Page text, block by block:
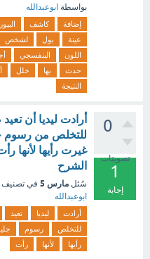
بواسطة ابوعبدالله
إضافة كاشف
عينة
بول لشخص
اللون
البنفسجي
حدث
بها خلل
النتيجة
0
تصويتات
1
إجابة
أرادت ليديا أن
للتخلص من رسوم
غيرت رأيها لأنها
الشرح
سُئل مارس 5 في تصنيف
ابوعبدالله
أرادت ليديا تعيد
للتخلص
رسوم
رأيها
لأنها رأت